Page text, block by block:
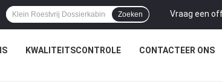
Vraag een
Zoeken
KWALITEITSCONTROLE CONTACTEER ONS